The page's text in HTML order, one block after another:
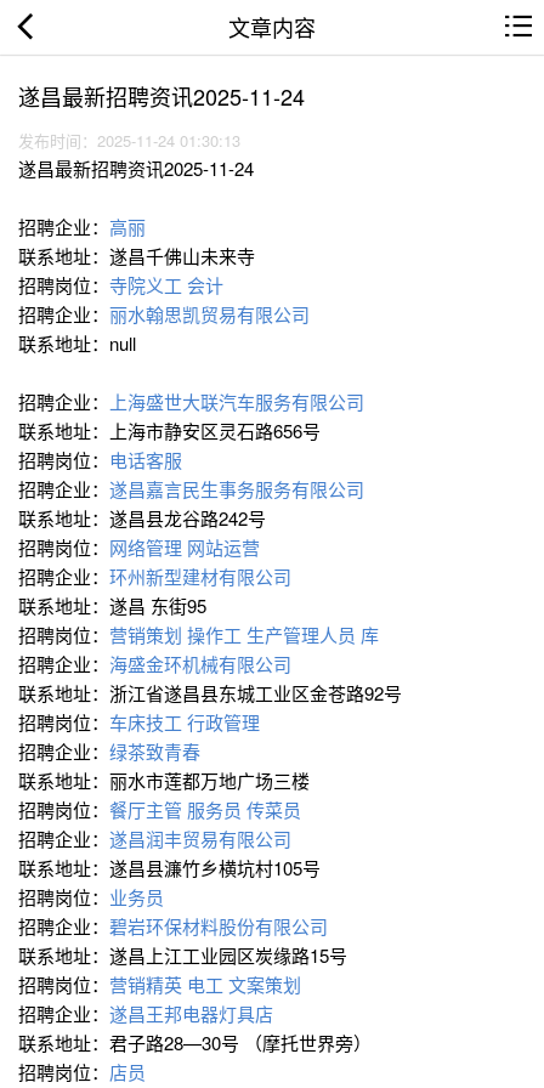
文章内容
遂昌最新招聘资讯2025-11-24
发布时间：2025-11-24 01:30:13
遂昌最新招聘资讯2025-11-24
招聘企业： 高丽
联系地址：遂昌千佛山未来寺
招聘岗位： 寺院义工 会计
招聘企业： 丽水翰思凯贸易有限公司
联系地址：null
招聘企业：
上海盛世大联汽车服务有限公司
联系地址：上海市静安区灵石路656号
招聘岗位： 电话客服
招聘企业： 遂昌嘉言民生事务服务有限公司
联系地址：遂昌县龙谷路242号
招聘岗位： 网络管理 网站运营
招聘企业： 环州新型建材有限公司
联系地址：遂昌 东街95
招聘岗位： 营销策划 操作工 生产管理人员 库
招聘企业： 海盛金环机械有限公司
联系地址：浙江省遂昌县东城工业区金苍路92号
招聘岗位： 车床技工 行政管理
招聘企业： 绿茶致青春
联系地址：丽水市莲都万地广场三楼
招聘岗位： 餐厅主管 服务员 传菜员
招聘企业： 遂昌润丰贸易有限公司
联系地址：遂昌县濂竹乡横坑村105号
招聘岗位： 业务员
招聘企业： 碧岩环保材料股份有限公司
联系地址：遂昌上江工业园区炭缘路15号
招聘岗位： 营销精英 电工 文案策划
招聘企业： 遂昌王邦电器灯具店
联系地址：君子路28—30号 （摩托世界旁）
招聘岗位： 店员